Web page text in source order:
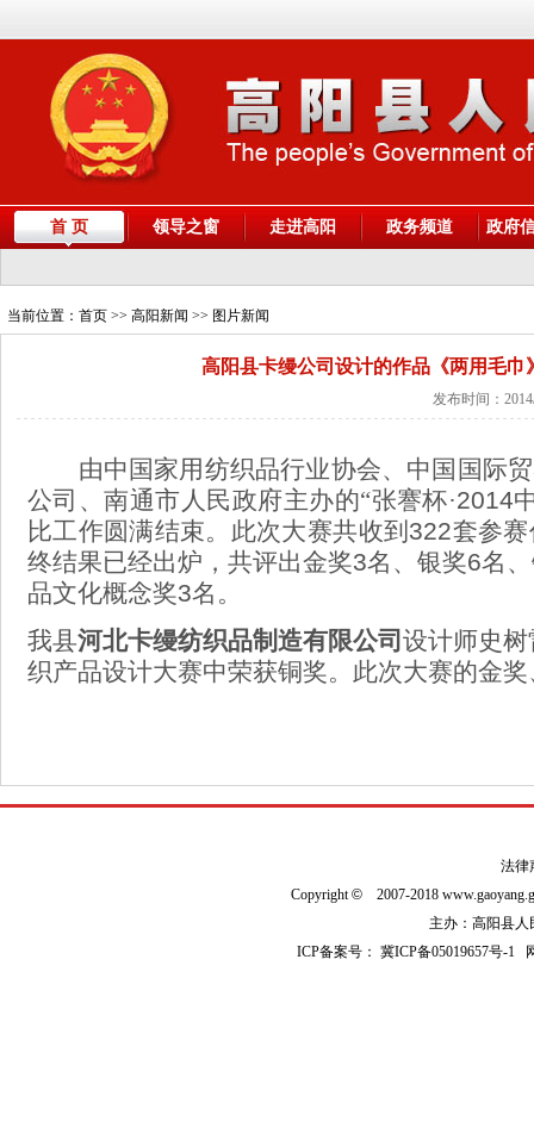
首 页 领导之窗 走进高阳 政务频道 政府
当前位置： 首页 >> 高阳新闻 >> 图片新闻
高阳县卡缦公司设计的作品《两用毛巾
发布时间：
由中国家用纺织品行业协会、 中国国际
公司 、南通市人民政府主办的“张謇杯·2014
比工作圆满结束。此次大赛共收到 322套参
终结果已经出炉，共评出金奖3名、银奖6名
品文化概念奖3名。
我县河北卡缦纺织品制造有限公司 设计师史
织产品设计大赛中荣获铜奖。此次大赛的金
法律
Copyright© 2007-2018
主办：高阳县人
ICP备案号：冀ICP备05019657号-1